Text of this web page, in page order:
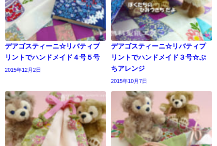
デアゴスティーニ☆リバティプ
リントでハンドメイド４号５号
2015年12月2日
デアゴスティーニ☆リバティプ
リントでハンドメイド３号☆ぷ
ちアレンジ
2015年10月7日